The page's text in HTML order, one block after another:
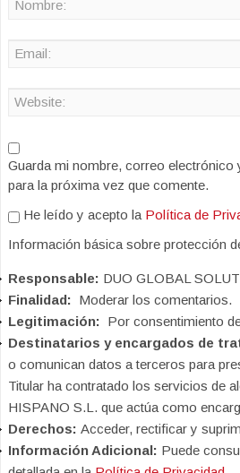
Guarda mi nombre, correo electrónico
para la próxima vez que comente.
He leído y acepto la Política de
Información básica sobre protección
Responsable: DUO GLOBAL
Finalidad: Moderar los comentarios.
Legitimación: Por consentimiento
Destinatarios y encargados de
o comunican datos a terceros para
Titular ha contratado los servicios de
HISPANO S.L. que actúa como
Derechos: Acceder, rectificar y
Información Adicional: Puede